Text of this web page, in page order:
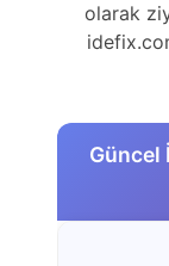
olarak
Güncel